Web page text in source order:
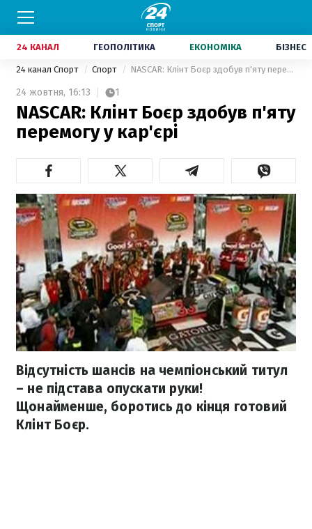
24 КАНАЛ ГЕОПОЛІТИКА ЕКОНОМІКА БІЗНЕС
24 канал Спорт Спорт NASCAR: Клінт Боєр здобув п'яту перемогу у кар'єрі
24 жовтня, 16:13 1
NASCAR: Клінт Боєр здобув п'яту
перемогу у кар'єрі
Відсутність шансів на чемпіонський титул
– не підстава опускати руки!
Щонайменше, боротись до кінця готовий
Клінт Боєр.